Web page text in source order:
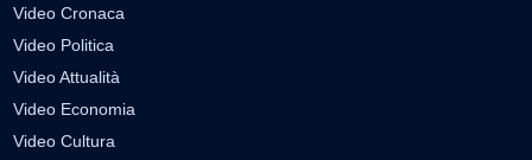
Video Cronaca
Video Politica
Video Attualità
Video Economia
Video Cultura